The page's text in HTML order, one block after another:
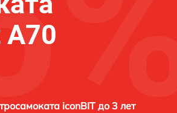
A70
iconBIT до 3 лет